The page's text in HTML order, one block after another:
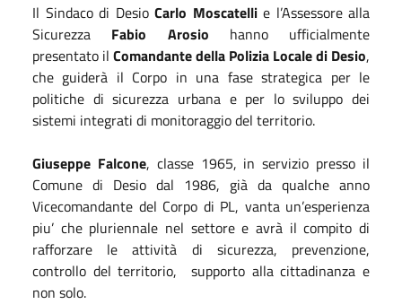
Il Sindaco di Desio Carlo Moscatellie l’Assessore alla
Sicurezza Fabio Arosio hanno ufficialmente
presentato il Comandante della Polizia Locale di Desio,
che guiderà il Corpo in una fase strategica per le
politiche di sicurezza urbana e per lo sviluppo dei
sistemi integrati di monitoraggio del territorio.
Giuseppe Falcone, classe 1965, in servizio presso il
Comune di Desio dal 1986, già da qualche anno
Vicecomandante del Corpo di PL, vanta un’esperienza
piu’ che pluriennale nel settore e avrà il compito di
rafforzare le attività di sicurezza, prevenzione,
controllo del territorio, supporto alla cittadinanza e
non solo.